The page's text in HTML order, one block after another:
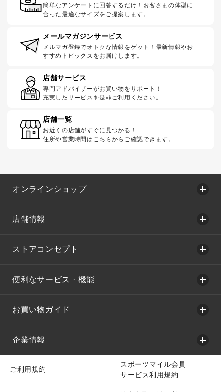
簡単なアンケートに回答するだけ！お客さまの体型に
合った最適なサイズをご提案します。
メールマガジンサービス
メルマガ登録でオトクな情報をゲット！最新情報やお
すすめトピックスをお届けします。
店舗サービス
専門アドバイザーがお買い物をサポート！
充実したサービスを是非ご利用ください。
店舗一覧
お近くの店舗がすぐに見つかる！
住所や営業時間はこちらからご確認できます。
オンラインショップ
店舗情報
ストアコンセプト
便利なサービス・機能
お買い物ガイド
企業情報
ご利用規約
スポーツマイル会員
サービス利用規約